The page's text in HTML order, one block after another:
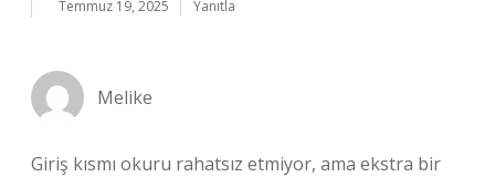
Temmuz 19, 2025 Yanıtla
Melike
Giriş kısmı okuru rahatsız etmiyor, ama ekstra bir